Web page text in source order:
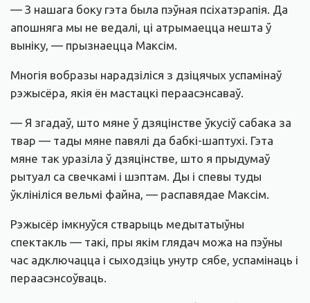
— З нашага боку гэта была пэўная псіхатэрапія. Да
апошняга мы не ведалі, ці атрымаецца нешта ў
выніку, — прызнаецца Максім.
Многія вобразы нарадзіліся з дзіцячых успамінаў
рэжысёра, якія ён мастацкі пераасэнсаваў.
— Я згадаў, што мяне ў дзяцінстве ўкусіў сабака за
твар — тады мяне павялі да бабкі-шаптухі. Гэта
мяне так уразіла ў дзяцінстве, што я прыдумаў
рытуал са свечкамі і шэптам. Ды і спевы туды
ўклініліся вельмі файна, — распавядае Максім.
Рэжысёр імкнуўся стварыць медытатыўны
спектакль — такі, пры якім глядач можа на пэўны
час адключацца і сыходзіць унутр сябе, успамінаць і
пераасэнсоўваць.